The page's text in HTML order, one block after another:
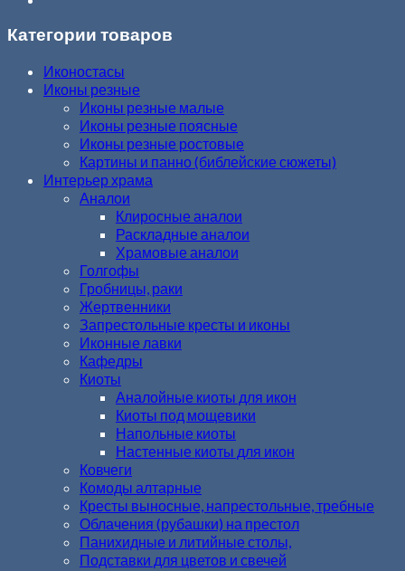
Категории товаров
Иконостасы
Иконы резные
Иконы резные малые
Иконы резные поясные
Иконы резные ростовые
Картины и панно (библейские сюжеты)
Интерьер храма
Аналои
Клиросные аналои
Раскладные аналои
Храмовые аналои
Голгофы
Гробницы, раки
Жертвенники
Запрестольные кресты и иконы
Иконные лавки
Кафедры
Киоты
Аналойные киоты для икон
Киоты под мощевики
Напольные киоты
Настенные киоты для икон
Ковчеги
Комоды алтарные
Кресты выносные, напрестольные, требные
Облачения (рубашки) на престол
Панихидные и литийные столы,
Подставки для цветов и свечей